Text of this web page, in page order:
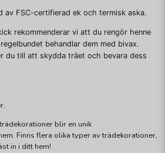
av FSC-certifierad ek och termisk aska.
rekommenderar vi att du rengör henne
behandlar dem med bivax.
du till att skydda träet och bevara dess
blir en unik
Finns flera olika typer av trädekorationer,
in i ditt hem!